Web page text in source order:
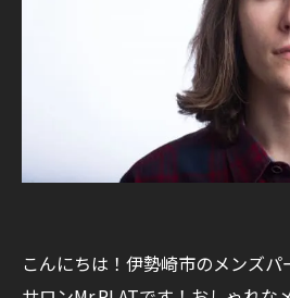
こんにちは！伊勢崎市のメンズ